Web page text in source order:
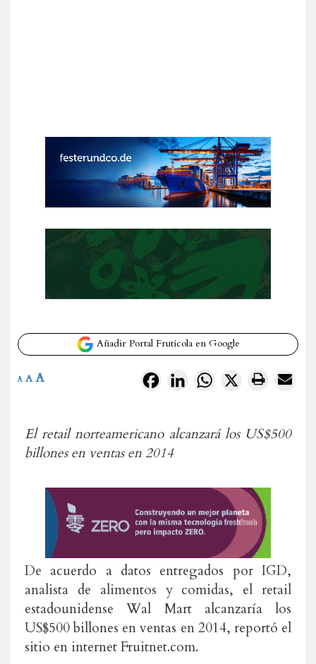
Añadir Portal Frutícola en Google
FacebookLinkedInWhatsApp
X
A A A
El retail norteamericano alcanzará los US$500
billones en ventas en 2014
De acuerdo a datos entregados por IGD,
analista de alimentos y comidas, el retail
estadounidense Wal Mart alcanzaría los
US$500 billones en ventas en 2014, reportó el
sitio en internet Fruitnet.com.